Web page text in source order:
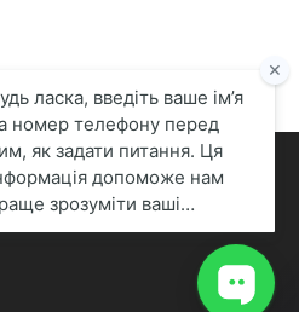
марками Apple